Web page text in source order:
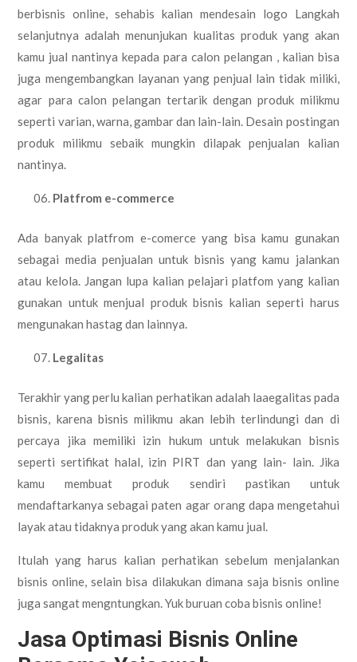
berbisnis online, sehabis kalian mendesain logo Langkah
selanjutnya adalah menunjukan kualitas produk yang akan
kamu jual nantinya kepada para calon pelangan , kalian bisa
juga mengembangkan layanan yang penjual lain tidak miliki,
agar para calon pelangan tertarik dengan produk milikmu
seperti varian, warna, gambar dan lain-lain. Desain postingan
produk milikmu sebaik mungkin dilapak penjualan kalian
nantinya.
Platfrom e-commerce
Ada banyak platfrom e-comerce yang bisa kamu gunakan
sebagai media penjualan untuk bisnis yang kamu jalankan
atau kelola. Jangan lupa kalian pelajari platfom yang kalian
gunakan untuk menjual produk bisnis kalian seperti harus
mengunakan hastag dan lainnya.
Legalitas
Terakhir yang perlu kalian perhatikan adalah laaegalitas pada
bisnis, karena bisnis milikmu akan lebih terlindungi dan di
percaya jika memiliki izin hukum untuk melakukan bisnis
seperti sertifikat halal, izin PIRT dan yang lain- lain. Jika
kamu membuat produk sendiri pastikan untuk
mendaftarkanya sebagai paten agar orang dapa mengetahui
layak atau tidaknya produk yang akan kamu jual.
Itulah yang harus kalian perhatikan sebelum menjalankan
bisnis online, selain bisa dilakukan dimana saja bisnis online
juga sangat mengntungkan. Yuk buruan coba bisnis online!
Jasa Optimasi Bisnis Online